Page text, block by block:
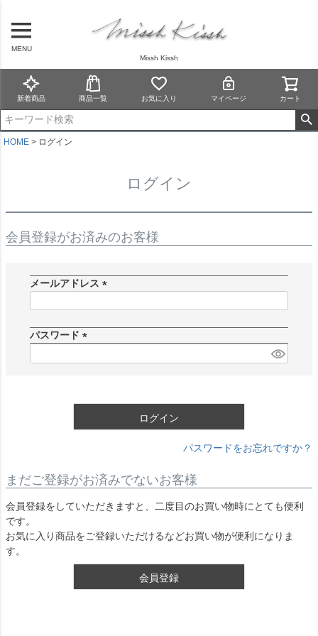
MENU
Missh Kissh
新着商品 商品一覧 お気に入り マイページ カート
HOME ログイン
ログイン
会員登録がお済みのお客様
メールアドレス
須
)
パスワード
ログイン
パスワードをお忘れですか？
まだご登録がお済みでないお客様
会員登録をしていただきますと、二度目のお買い物時にとても便利
です。
お気に入り商品をご登録いただけるなどお買い物が便利になりま
す。
会員登録